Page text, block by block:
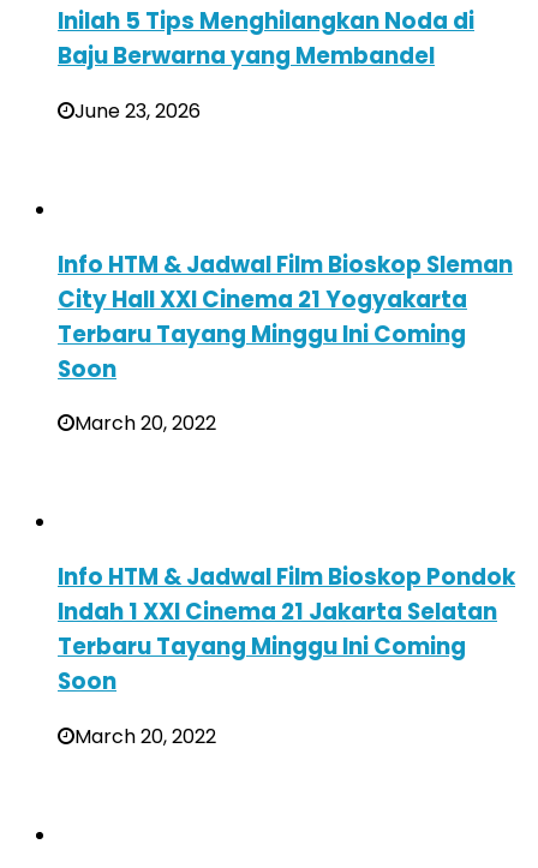
Inilah 5 Tips Menghilangkan Noda di
Baju Berwarna yang Membandel
June 23, 2026
Info HTM & Jadwal Film Bioskop Sleman
City Hall XXI Cinema 21 Yogyakarta
Terbaru Tayang Minggu Ini Coming
Soon
March 20, 2022
Info HTM & Jadwal Film Bioskop Pondok
Indah 1 XXI Cinema 21 Jakarta Selatan
Terbaru Tayang Minggu Ini Coming
Soon
March 20, 2022